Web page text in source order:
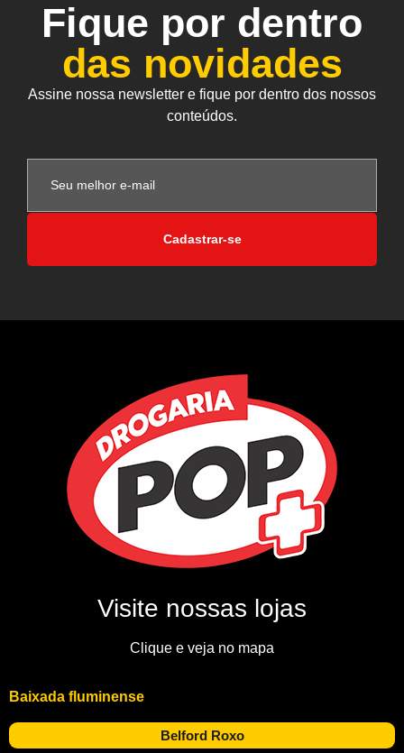
Fique por dentro
das novidades
Assine nossa newsletter e fique por dentro dos nossos
conteúdos.
Cadastrar-se
Visite nossas lojas
Clique e veja no mapa
Baixada fluminense
Belford Roxo